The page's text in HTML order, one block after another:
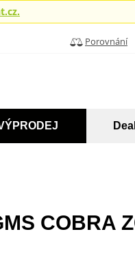
Porovnání
COBRA